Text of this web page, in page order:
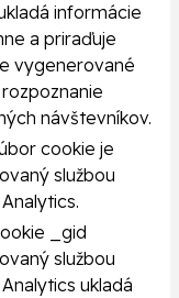
informácie
a priraďuje
vygenerované
návštevníkov.
cookie je
službou
_gid
službou
ukladá